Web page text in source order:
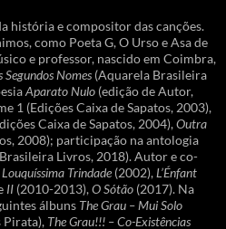
história e compositor das canções.
como Poeta G, O Urso e Asa de
e professor, nascido em Coimbra,
Segundos Nomes (Aquarela Brasileira
Aparato Nulo (edição de Autor,
1 (Edições Caixa de Sapatos, 2003),
Caixa de Sapatos, 2004),Outra
2008); participação na antologia
Livros, 2018). Autor e co-
Trindade (2002),L’Énfant
II (2010-2013),O Sótão (2017). Na
álbuns The Grau – Mui Solo
Pirata), The Grau!!! – Co-Existências